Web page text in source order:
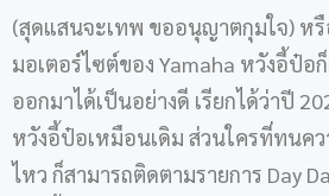
(สุดแสนจะเทพ ขออนุญาตกุมใจ) ห
มอเตอร์ไซต์ของ Yamaha หวังอี้ป๋
ออกมาได้เป็นอย่างดี เรียกได้ว่าปี
หวังอี้ป๋อเหมือนเดิม ส่วนใครที่ทนค
ไหว ก็สามารถติดตามรายการ Day